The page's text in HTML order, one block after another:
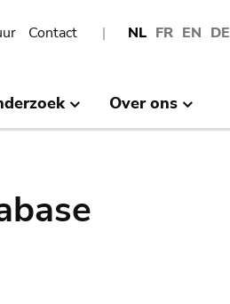
NL FR EN DE
Contact
Over ons